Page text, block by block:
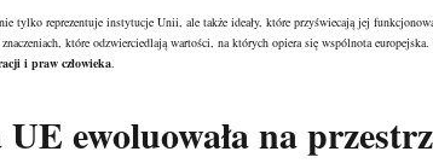
tylko reprezentuje instytucje Unii, ale także ideały, które przyświecają jej
które odzwierciedlają wartości, na których opiera się wspólnota
i praw człowieka.
ewoluowała na